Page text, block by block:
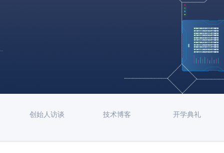
创始人访谈 技术博客 开学典礼